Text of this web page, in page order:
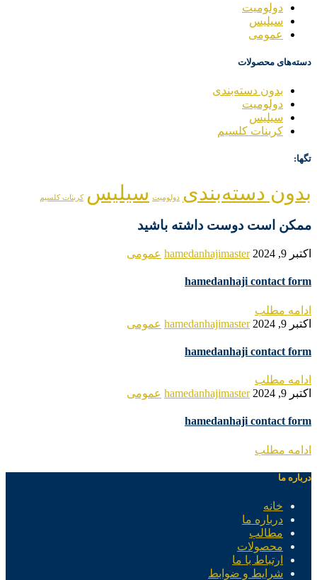
دولومیت
سیلیس
عمومی
دسته‌های محصولات
بدون دسته‌بندی
دولومیت
سیلیس
کربنات کلسیم
تگها:
بدون دسته‌بندی دولومیت سیلیس کربنات کلسیم
ممکن است دوست داشته باشید
اکتبر 9, 2024 hamedanhajimaster عمومی
hamedanhaji contact form
ادامه مطلب
اکتبر 9, 2024
hamedanhajimaster عمومی
hamedanhaji contact form
ادامه مطلب
اکتبر 9, 2024
hamedanhajimaster عمومی
hamedanhaji contact form
ادامه مطلب
درباره ما
خانه
درباره ما
مطالب
محصولات
ارتباط با ما
شرایط و ضوابط